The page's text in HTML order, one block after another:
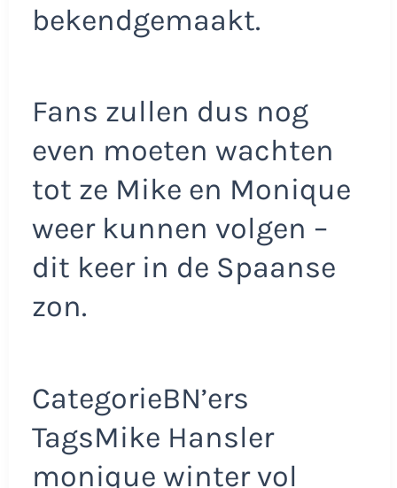
bekendgemaakt.
Fans zullen dus nog
even moeten wachten
tot ze Mike en Monique
weer kunnen volgen –
dit keer in de Spaanse
zon.
CategorieBN’ers
TagsMike Hansler
monique winter vol